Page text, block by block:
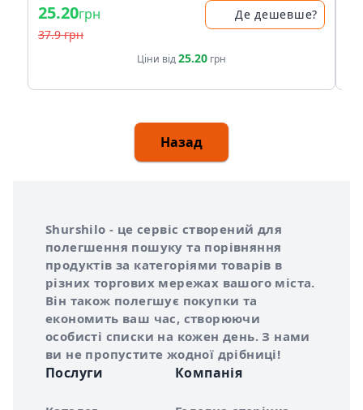
25.20грн
37.9 грн
Де дешевше?
Ціни від25.20 грн
Назад
Про сервіс Shurshilo
Shurshilo - це сервіс створений для
полегшення пошуку та порівняння
продуктів за категоріями товарів в
різних торгових мережах вашого міста.
Він також полегшує покупки та
економить ваш час, створюючи
особисті списки на кожен день. З нами
ви не пропустите жодної дрібниці!
Послуги Компанія